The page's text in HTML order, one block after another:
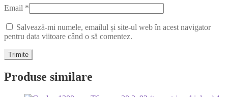
Email *
Salvează-mi numele, emailul și site-ul web în acest navigator
pentru data viitoare când o să comentez.
Produse similare